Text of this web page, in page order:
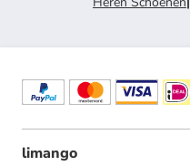
limango